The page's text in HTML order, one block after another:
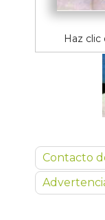
Haz clic
Contacto